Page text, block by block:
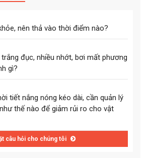
nên thả vào thời điểm nào?
đục, nhiều nhớt, bơi mất phương
gì?
tiết nắng nóng kéo dài, cần quản lý
thế nào để giảm rủi ro cho vật
câu hỏi cho chúng tôi